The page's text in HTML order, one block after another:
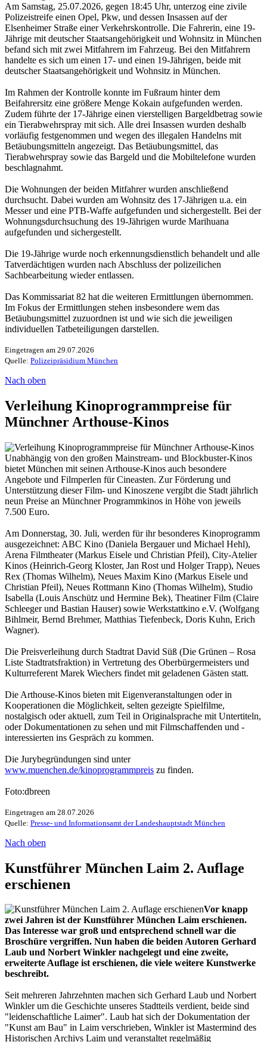
Am Samstag, 25.07.2026, gegen 18:45 Uhr, unterzog eine zivile
Polizeistreife einen Opel, Pkw, und dessen Insassen auf der
Elsenheimer Straße einer Verkehrskontrolle. Die Fahrerin, eine 19-
Jährige mit deutscher Staatsangehörigkeit und Wohnsitz in München
befand sich mit zwei Mitfahrern im Fahrzeug. Bei den Mitfahrern
handelte es sich um einen 17- und einen 19-Jährigen, beide mit
deutscher Staatsangehörigkeit und Wohnsitz in München.
Im Rahmen der Kontrolle konnte im Fußraum hinter dem
Beifahrersitz eine größere Menge Kokain aufgefunden werden.
Zudem führte der 17-Jährige einen vierstelligen Bargeldbetrag sowie
ein Tierabwehrspray mit sich. Alle drei Insassen wurden deshalb
vorläufig festgenommen und wegen des illegalen Handelns mit
Betäubungsmitteln angezeigt. Das Betäubungsmittel, das
Tierabwehrspray sowie das Bargeld und die Mobiltelefone wurden
beschlagnahmt.
Die Wohnungen der beiden Mitfahrer wurden anschließend
durchsucht. Dabei wurden am Wohnsitz des 17-Jährigen u.a. ein
Messer und eine PTB-Waffe aufgefunden und sichergestellt. Bei der
Wohnungsdurchsuchung des 19-Jährigen wurde Marihuana
aufgefunden und sichergestellt.
Die 19-Jährige wurde noch erkennungsdienstlich behandelt und alle
Tatverdächtigen wurden nach Abschluss der polizeilichen
Sachbearbeitung wieder entlassen.
Das Kommissariat 82 hat die weiteren Ermittlungen übernommen.
Im Fokus der Ermittlungen stehen insbesondere wem das
Betäubungsmittel zuzuordnen ist und wie sich die jeweiligen
individuellen Tatbeteiligungen darstellen.
Eingetragen am 29.07.2026
Quelle: Polizeipräsidium München
Nach oben
Verleihung Kinoprogrammpreise für
Münchner Arthouse-Kinos
Unabhängig von den großen Mainstream- und Blockbuster-Kinos
bietet München mit seinen Arthouse-Kinos auch besondere
Angebote und Filmperlen für Cineasten. Zur Förderung und
Unterstützung dieser Film- und Kinoszene vergibt die Stadt jährlich
neun Preise an Münchner Programmkinos in Höhe von jeweils
7.500 Euro.
Am Donnerstag, 30. Juli, werden für ihr besonderes Kinoprogramm
ausgezeichnet: ABC Kino (Daniela Bergauer und Michael Hehl),
Arena Filmtheater (Markus Eisele und Christian Pfeil), City-Atelier
Kinos (Heinrich-Georg Kloster, Jan Rost und Holger Trapp), Neues
Rex (Thomas Wilhelm), Neues Maxim Kino (Markus Eisele und
Christian Pfeil), Neues Rottmann Kino (Thomas Wilhelm), Studio
Isabella (Louis Anschütz und Hermine Bek), Theatiner Film (Claire
Schleeger und Bastian Hauser) sowie Werkstattkino e.V. (Wolfgang
Bihlmeir, Bernd Brehmer, Matthias Tiefenbeck, Doris Kuhn, Erich
Wagner).
Die Preisverleihung durch Stadtrat David Süß (Die Grünen – Rosa
Liste Stadtratsfraktion) in Vertretung des Oberbürgermeisters und
Kulturreferent Marek Wiechers findet mit geladenen Gästen statt.
Die Arthouse-Kinos bieten mit Eigenveranstaltungen oder in
Kooperationen die Möglichkeit, selten gezeigte Spielfilme,
nostalgisch oder aktuell, zum Teil in Originalsprache mit Untertiteln,
oder Dokumentationen zu sehen und mit Filmschaffenden und -
interessierten ins Gespräch zu kommen.
Die Jurybegründungen sind unter
www.muenchen.de/kinoprogrammpreis zu finden.
Foto:dbreen
Eingetragen am 28.07.2026
Quelle: Presse- und Informationsamt der Landeshauptstadt München
Nach oben
Kunstführer München Laim 2. Auflage
erschienen
Vor knapp
zwei Jahren ist der Kunstführer München Laim erschienen.
Das Interesse war groß und entsprechend schnell war die
Broschüre vergriffen. Nun haben die beiden Autoren Gerhard
Laub und Norbert Winkler nachgelegt und eine zweite,
erweiterte Auflage ist erschienen, die viele weitere Kunstwerke
beschreibt.
Seit mehreren Jahrzehnten machen sich Gerhard Laub und Norbert
Winkler um die Geschichte unseres Stadtteils verdient, beide sind
"leidenschaftliche Laimer". Laub hat sich der Dokumentation der
"Kunst am Bau" in Laim verschrieben, Winkler ist Mastermind des
Historischen Archivs Laim und veranstaltet regelmäßig